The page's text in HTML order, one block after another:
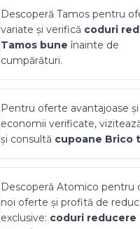
Descoperă Tamos pentru
variate și verifică coduri
Tamos bune înainte de
cumpărături.
Pentru oferte avantajoase și
economii verificate,
și consultă cupoane Brico
Descoperă Atomico pentru
noi oferte și profită de
exclusive: coduri reducere